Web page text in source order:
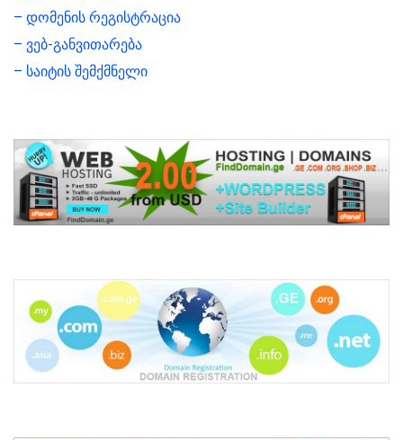
– დომენის რეგისტრაცია
– ვებ-განვითარება
– საიტის შემქმნელი